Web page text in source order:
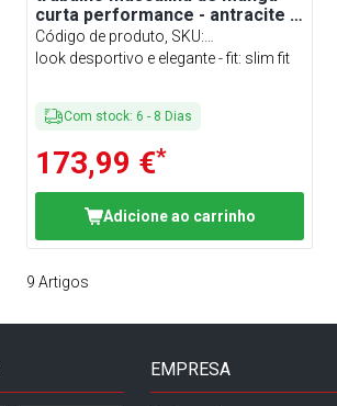
curta performance - antracite -
tamanho: 5XL
Código de produto, SKU:
KHASP5XLK5AZ#SET
look desportivo e elegante - fit: slim fit
Com stock: 6 - 8 Dias
173,99 €*
Adicione ao carrinho
9 Artigos
EMPRESA